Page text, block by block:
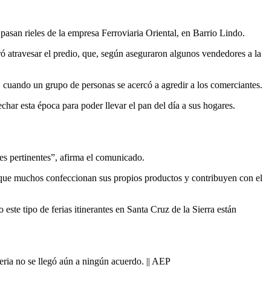
rieles de la empresa Ferroviaria Oriental, en Barrio Lindo.
el predio, que, según aseguraron algunos vendedores a la
un grupo de personas se acercó a agredir a los comerciantes.
esta época para poder llevar el pan del día a sus hogares.
pertinentes”, afirma el comunicado.
muchos confeccionan sus propios productos y contribuyen con el
tipo de ferias itinerantes en Santa Cruz de la Sierra están
no se llegó aún a ningún acuerdo. || AEP